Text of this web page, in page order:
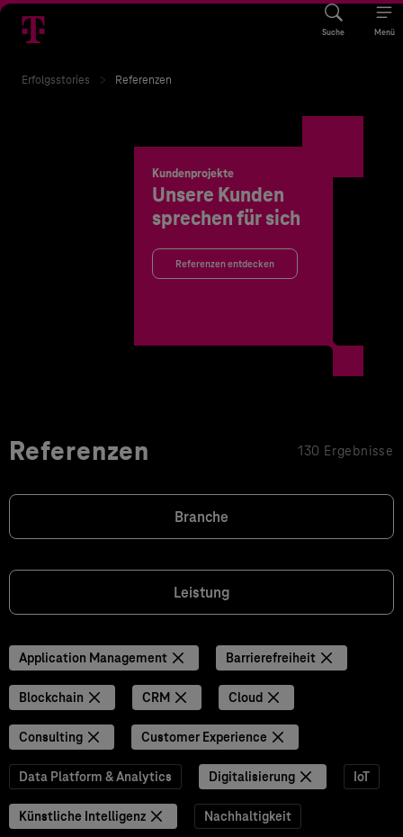
Suche Menü
Erfolgsstories Referenzen
Kundenprojekte
Unsere Kunden
sprechen für sich
Referenzen entdecken
Referenzen 130 Ergebnisse
Branche
Leistung
Application Management Barrierefreiheit
Blockchain CRM Cloud
Consulting Customer Experience
Data Platform & Analytics Digitalisierung IoT
Künstliche Intelligenz Nachhaltigkeit